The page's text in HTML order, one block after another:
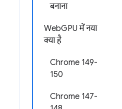
बनाना
WebGPU में नया
क्या है
Chrome 149-
150
Chrome 147-